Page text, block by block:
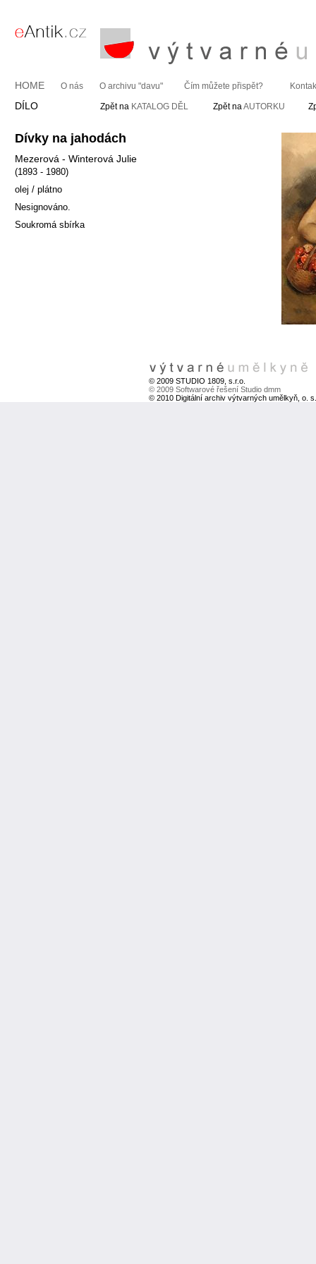
HOME O nás O archivu "davu" Čím můžete přispět?
DÍLO Zpět na KATALOG DĚL Zpět naAUTORKU
Dívky na jahodách
Mezerová - Winterová Julie
(1893 - 1980)
olej / plátno
Nesignováno.
Soukromá sbírka
© 2009 STUDIO 1809, s.r.o.
© 2009 Softwarové řešení Studio dmm
© 2010 Digitální archiv výtvarných umělkyň, o. s.